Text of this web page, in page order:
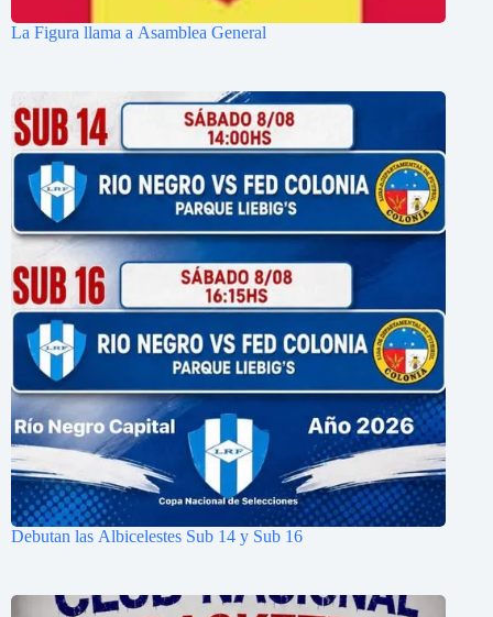
La Figura llama a Asamblea General
Debutan las Albicelestes Sub 14 y Sub 16